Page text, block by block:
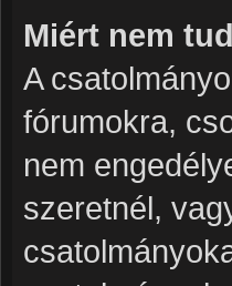
Miért nem
A
fórumokra,
nem
szeretnél,